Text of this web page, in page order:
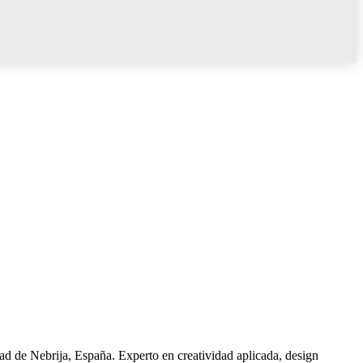
Nebrija, España. Experto en creatividad aplicada, design